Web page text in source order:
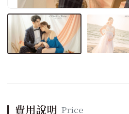
費用說明 Price